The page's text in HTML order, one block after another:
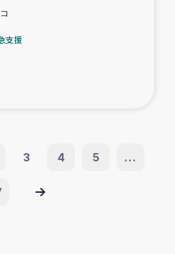
支援
3 4 5 ...